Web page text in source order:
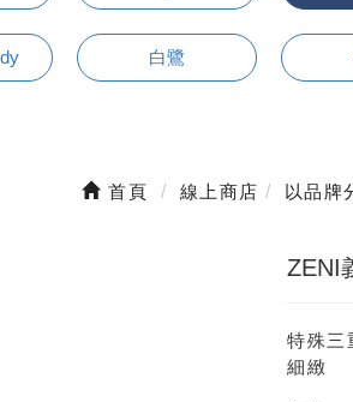
白鷺
首頁 線上商店 以品牌
ZENI
特殊三
細緻